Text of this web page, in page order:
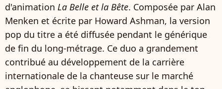
d'animation La Belle et la Bête. Composée par Alan
Menken et écrite par Howard Ashman, la version
pop du titre a été diffusée pendant le générique
de fin du long-métrage. Ce duo a grandement
contribué au développement de la carrière
internationale de la chanteuse sur le marché